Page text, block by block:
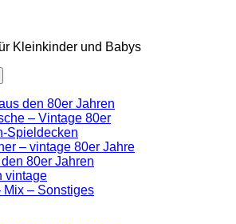
Kleinkinder und Babys
den 80er Jahren
– Vintage 80er
Spieldecken
– vintage 80er Jahre
80er Jahren
vintage
Mix – Sonstiges